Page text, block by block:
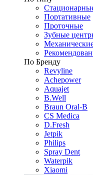
Портативные
Проточные
Зубные
По Бренду
Revyline
Achepower
Aquajet
B.Well
Braun Oral-B
CS Medica
D.Fresh
Jetpik
Philips
Spray Dent
Waterpik
Xiaomi